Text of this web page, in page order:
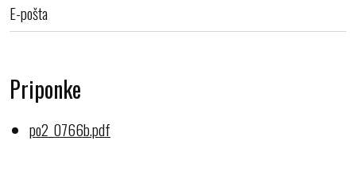
E-pošta
Priponke
po2_0766b.pdf